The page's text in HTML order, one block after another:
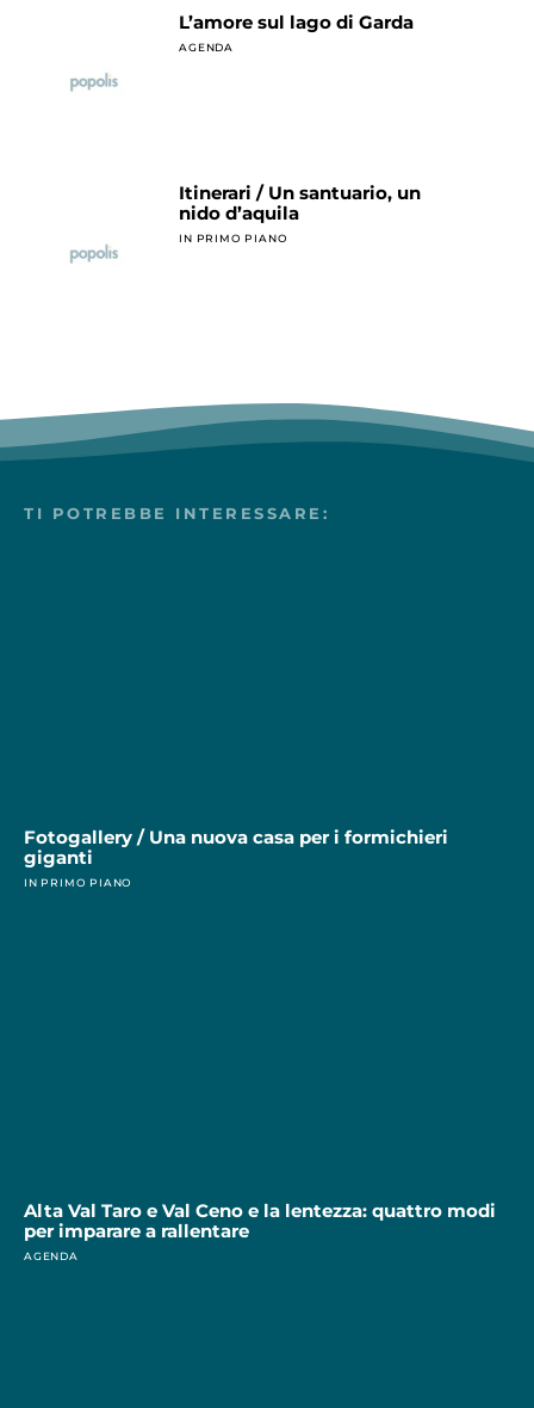
L’amore sul lago di Garda
AGENDA
Itinerari / Un santuario, un
nido d’aquila
IN PRIMO PIANO
TI POTREBBE INTERESSARE:
Fotogallery / Una nuova casa per i formichieri
giganti
IN PRIMO PIANO
Alta Val Taro e Val Ceno e la lentezza: quattro modi
per imparare a rallentare
AGENDA